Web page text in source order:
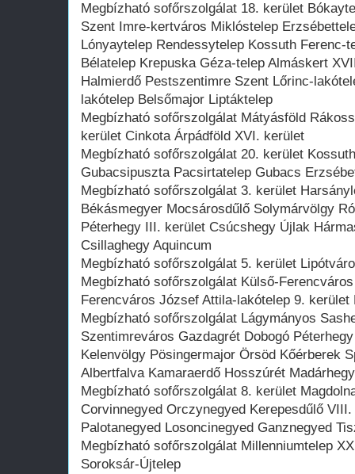
Megbízható sofőrszolgálat 18. kerület
Szent Imre-kertváros Miklóstelep
Lónyaytelep Rendessytelep Kossuth Ferenc-
Bélatelep Krepuska Géza-telep Almáskert
Halmierdő Pestszentimre Szent Lőrinc-
lakótelep Belsőmajor Liptáktelep
Megbízható sofőrszolgálat Mátyásföld
kerület Cinkota Árpádföld XVI. kerület
Megbízható sofőrszolgálat 20. kerület
Gubacsipuszta Pacsirtatelep Gubacs
Megbízható sofőrszolgálat 3. kerület
Békásmegyer Mocsárosdűlő Solymárvölgy
Péterhegy III. kerület Csúcshegy Újlak
Csillaghegy Aquincum
Megbízható sofőrszolgálat 5. kerület
Megbízható sofőrszolgálat Külső-
Ferencváros József Attila-lakótelep 9. kerület
Megbízható sofőrszolgálat Lágymányos
Szentimreváros Gazdagrét Dobogó
Kelenvölgy Pösingermajor Örsöd Kőérberek
Albertfalva Kamaraerdő Hosszúrét
Megbízható sofőrszolgálat 8. kerület
Corvinnegyed Orczynegyed Kerepesdűlő
Palotanegyed Losoncinegyed Ganznegyed
Megbízható sofőrszolgálat Millenniumtelep
Soroksár-Újtelep